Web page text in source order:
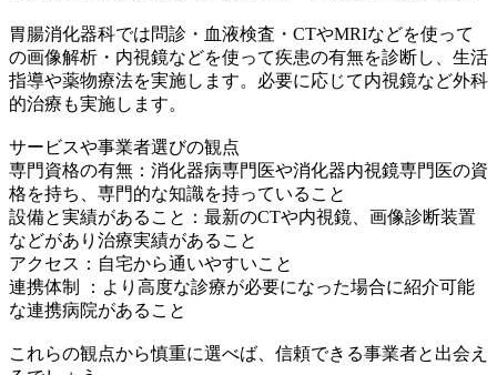
胃腸消化器科では問診・血液検査・CTやMRIなどを使って
の画像解析・内視鏡などを使って疾患の有無を診断し、生活
指導や薬物療法を実施します。必要に応じて内視鏡など外科
的治療も実施します。
サービスや事業者選びの観点
専門資格の有無：消化器病専門医や消化器内視鏡専門医の資
格を持ち、専門的な知識を持っていること
設備と実績があること：最新のCTや内視鏡、画像診断装置
などがあり治療実績があること
アクセス：自宅から通いやすいこと
連携体制 ：より高度な診療が必要になった場合に紹介可能
な連携病院があること
これらの観点から慎重に選べば、信頼できる事業者と出会え